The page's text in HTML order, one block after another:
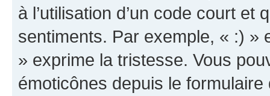
à l’utilisation d’un code court et
sentiments. Par exemple, « :) »
» exprime la tristesse. Vous
émoticônes depuis le